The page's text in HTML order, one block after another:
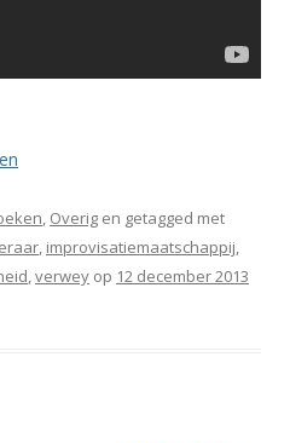
, Overig en getagged met
, improvisatiemaatschappij,
,verwey op 12 december 2013